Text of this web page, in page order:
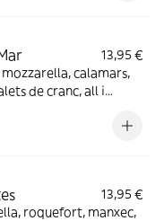
13,95 €
calamars,
de cranc, all i
13,95 €
roquefort, manxec,